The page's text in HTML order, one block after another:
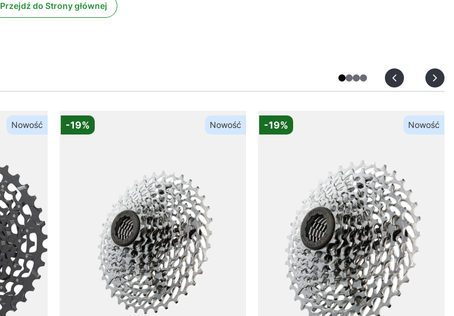
Przejdź do Strony głównej
Nowość -19% Nowość -19% Nowość